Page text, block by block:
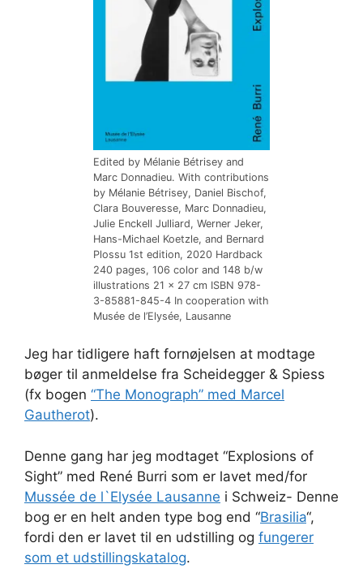
Edited by Mélanie Bétrisey and
Marc Donnadieu. With contributions
by Mélanie Bétrisey, Daniel Bischof,
Clara Bouveresse, Marc Donnadieu,
Julie Enckell Julliard, Werner Jeker,
Hans-Michael Koetzle, and Bernard
Plossu 1st edition, 2020 Hardback
240 pages, 106 color and 148 b/w
illustrations 21 x 27 cm ISBN 978-
3-85881-845-4 In cooperation with
Musée de l’Elysée, Lausanne
Jeg har tidligere haft fornøjelsen at modtage
bøger til anmeldelse fra Scheidegger & Spiess
(fx bogen “The Monograph” med Marcel
Gautherot).
Denne gang har jeg modtaget “Explosions of
Sight” med René Burri som er lavet med/for
Mussée de l`Elysée Lausanne i Schweiz- Denne
bog er en helt anden type bog end “Brasilia“,
fordi den er lavet til en udstilling og fungerer
som et udstillingskatalog.